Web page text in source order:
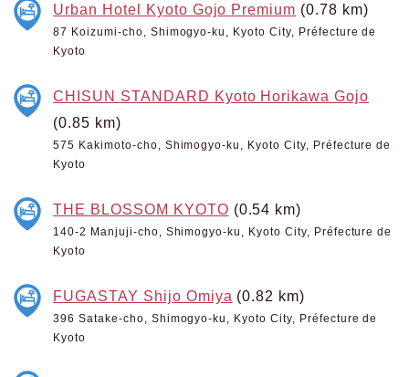
Urban Hotel Kyoto Gojo Premium (0.78 km)
87 Koizumi-cho, Shimogyo-ku, Kyoto City, Préfecture de
Kyoto
CHISUN STANDARD Kyoto Horikawa Gojo
(0.85 km)
575 Kakimoto-cho, Shimogyo-ku, Kyoto City, Préfecture de
Kyoto
THE BLOSSOM KYOTO (0.54 km)
140-2 Manjuji-cho, Shimogyo-ku, Kyoto City, Préfecture de
Kyoto
FUGASTAY Shijo Omiya (0.82 km)
396 Satake-cho, Shimogyo-ku, Kyoto City, Préfecture de
Kyoto